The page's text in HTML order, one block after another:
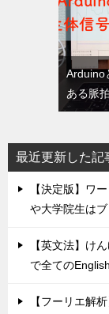
Arduino
ある脈
最近更新した記
【決定版】ワ
や大学院生は
【英文法】け
で全ての
【フーリエ解